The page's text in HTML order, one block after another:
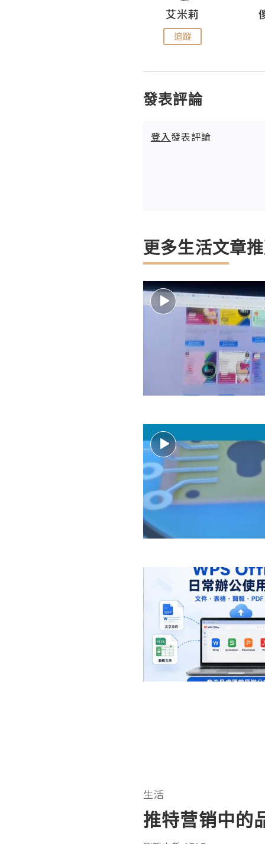
艾米莉
追蹤
發表評論
登入發表評論
更多生活文章
生活
推特营销中的